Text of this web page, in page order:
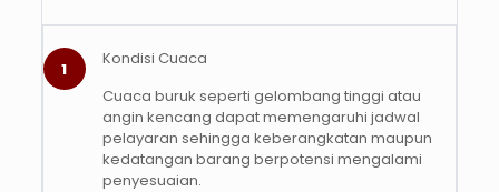
1
Kondisi Cuaca
Cuaca buruk seperti gelombang tinggi atau
angin kencang dapat memengaruhi jadwal
pelayaran sehingga keberangkatan maupun
kedatangan barang berpotensi mengalami
penyesuaian.